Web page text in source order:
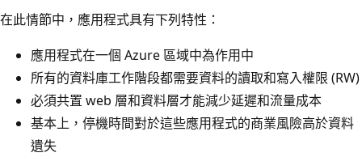
在此情節中，應用程式具有下列特性：
應用程式在一個 Azure 區域中為作用中
所有的資料庫工作階段都需要資料的讀取和寫入權限 (RW)
必須共置 web 層和資料層才能減少延遲和流量成本
基本上，停機時間對於這些應用程式的商業風險高於資料
遺失